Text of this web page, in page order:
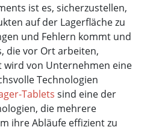
ist es, sicherzustellen,
auf der Lagerfläche zu
und Fehlern kommt und
die vor Ort arbeiten,
von Unternehmen eine
Technologien
Tablets sind eine der
die mehrere
ihre Abläufe effizient zu